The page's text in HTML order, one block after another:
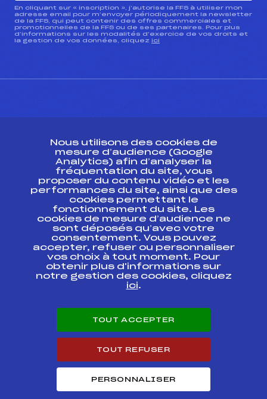
En cliquant sur « inscription », j’autorise la FFS à utiliser mon
adresse email pour m’envoyer périodiquement la newsletter
de la FFS, qui peut contenir des offres commerciales et
promotionnelles de la FFS ou de ses partenaires. Pour plus
d’informations sur les modalités d’exercice de vos droits et
la gestion de vos données, cliquez ici
Ressources
Pass’Neige
Projet sportif fédéral
Projet de performance fédéral
Antidopage
Pôle Développement, Formation, Suivi
Scientifique
Listes ministérielles
Pôle vie de l’athlète
Enseignement professionnel
Carrières
Nous utilisons des cookies de
mesure d’audience (Google
Analytics) afin d’analyser la
fréquentation du site, vous
proposer du contenu vidéo et les
performances du site, ainsi que des
cookies permettant le
fonctionnement du site. Les
cookies de mesure d’audience ne
sont déposés qu’avec votre
consentement. Vous pouvez
accepter, refuser ou personnaliser
vos choix à tout moment. Pour
obtenir plus d'informations sur
notre gestion des cookies, cliquez
ici.
TOUT ACCEPTER
TOUT REFUSER
PERSONNALISER